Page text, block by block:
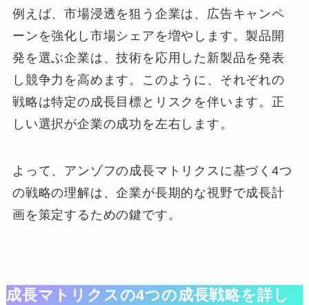
例えば、市場浸透を狙う企業は、広告キャンペ
ーンを強化し市場シェアを増やします。製品開
発を選ぶ企業は、技術を応用した新製品を発表
し競争力を高めます。このように、それぞれの
戦略は特定の成長目標とリスクを伴います。正
しい選択が企業の成功を左右します。
よって、アンゾフの成長マトリクスに基づく4つ
の戦略の理解は、企業が長期的な視野で成長計
画を策定するための鍵です。
成長マトリクスの4つの成長戦略を詳し